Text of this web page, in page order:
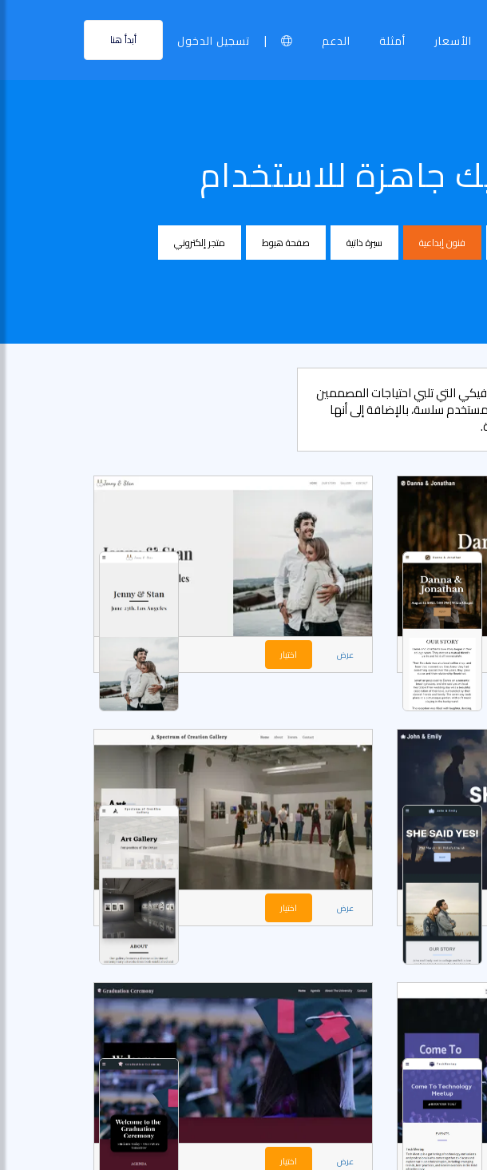
الأسعار أمثلة الدعم | تسجيل الدخول أبدأ هنا
جاهزة للاستخدام
فنون إبداعية سيرة ذاتية صفحة هبوط متجر إلكتروني
التي تلبي احتياجات المصممين
سلسة، بالإضافة إلى أنها
عرض اختيار
عرض اختيار
عرض اختيار